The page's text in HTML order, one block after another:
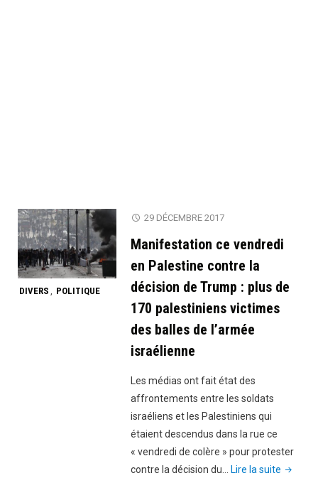
DIVERS , POLITIQUE
29 DÉCEMBRE 2017
Manifestation ce vendredi
en Palestine contre la
décision de Trump : plus de
170 palestiniens victimes
des balles de l’armée
israélienne
Les médias ont fait état des
affrontements entre les soldats
israéliens et les Palestiniens qui
étaient descendus dans la rue ce
« vendredi de colère » pour protester
contre la décision du…
Lire la suite